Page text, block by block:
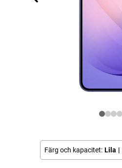
Färg och kapacitet: Lila |